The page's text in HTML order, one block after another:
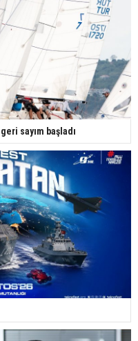
sayım başladı